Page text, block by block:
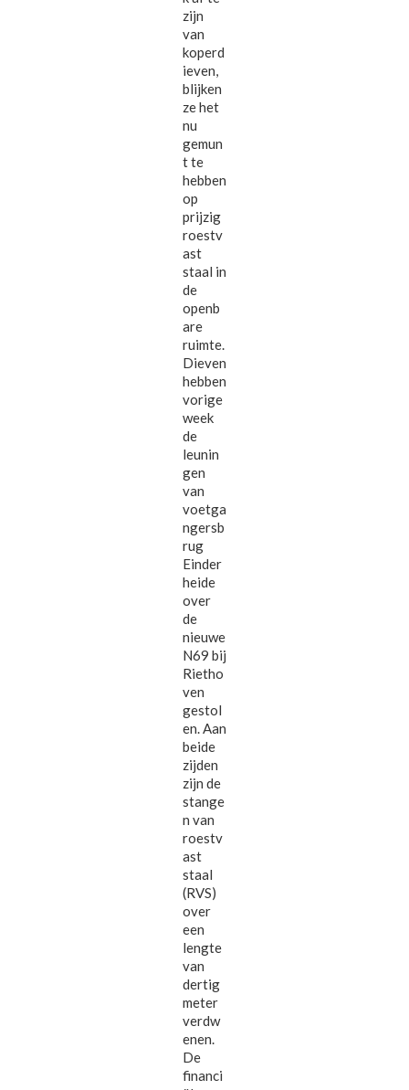
zijn
van
koperd
ieven,
blijken
ze het
nu
gemun
t te
hebben
op
prijzig
roestv
ast
staal in
de
openb
are
ruimte.
Dieven
hebben
vorige
week
de
leunin
gen
van
voetga
ngersb
rug
Einder
heide
over
de
nieuwe
N69 bij
Rietho
ven
gestol
en. Aan
beide
zijden
zijn de
stange
n van
roestv
ast
staal
(RVS)
over
een
lengte
van
dertig
meter
verdw
enen.
De
financi